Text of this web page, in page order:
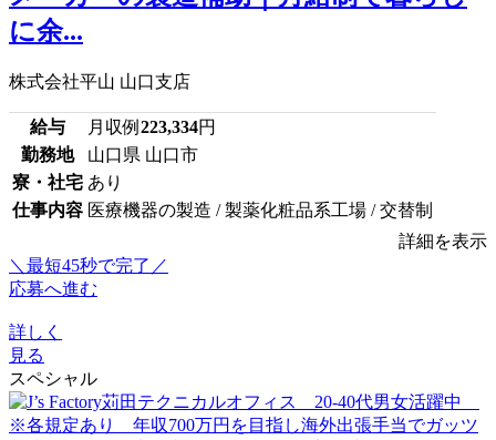
に余...
株式会社平山 山口支店
給与 月収例 223,334円
勤務地
山口県 山口市
寮・社宅 あり
仕事内容 医療機器の製造 / 製薬化粧品系工場 / 交替制
詳細を表示
＼最短45秒で完了／
応募へ進む
詳しく
見る
スペシャル